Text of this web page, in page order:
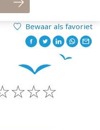
Bewaar als favoriet